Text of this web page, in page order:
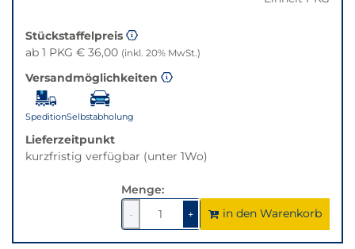
der
gewünschten
Variante.
Stückstaffelpreis
ab 1 PKG € 36,00 (inkl. 20% MwSt.)
Versandmöglichkeiten
SpeditionSelbstabholung
Lieferzeitpunkt
kurzfristig verfügbar (unter 1Wo)
Menge:
-
1
verringern
+1um
1
erhöhen
in den Warenkorb